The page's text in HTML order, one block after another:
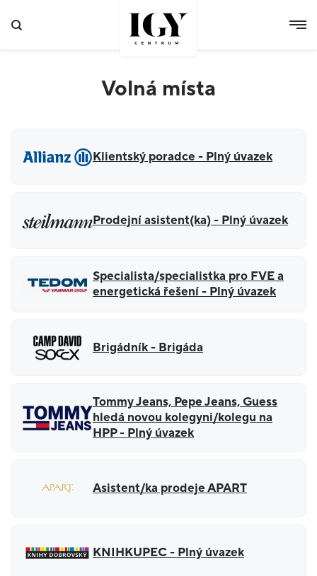
Volná místa
Klientský poradce - Plný úvazek
Prodejní asistent(ka) - Plný úvazek
Specialista/specialistka pro FVE a
energetická řešení - Plný úvazek
Brigádník - Brigáda
Tommy Jeans, Pepe Jeans, Guess
hledá novou kolegyni/kolegu na
HPP - Plný úvazek
Asistent/ka prodeje APART
KNIHKUPEC - Plný úvazek